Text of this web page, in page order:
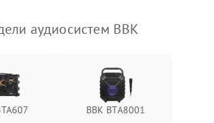
аудиосистем BBK
BBK BTA8001